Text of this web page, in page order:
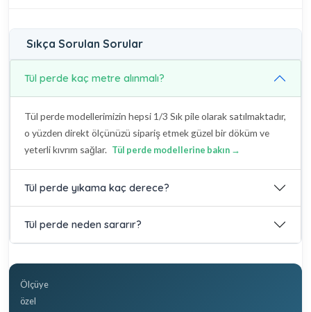
Sıkça Sorulan Sorular
Tül perde kaç metre alınmalı?
Tül perde modellerimizin hepsi 1/3 Sık pile olarak satılmaktadır,
o yüzden direkt ölçünüzü sipariş etmek güzel bir döküm ve
yeterli kıvrım sağlar. Tül perde modellerine bakın →
Tül perde yıkama kaç derece?
Tül perde neden sararır?
Ölçüye
özel